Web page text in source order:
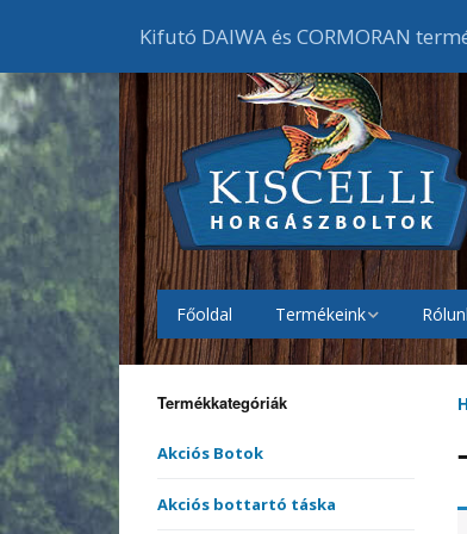
Főoldal Termékeink
Akciós Botok
Termékkategóriák
Akciós Botok
Akciós bottartó táska
Kifutó DAIWA és CORMORAN